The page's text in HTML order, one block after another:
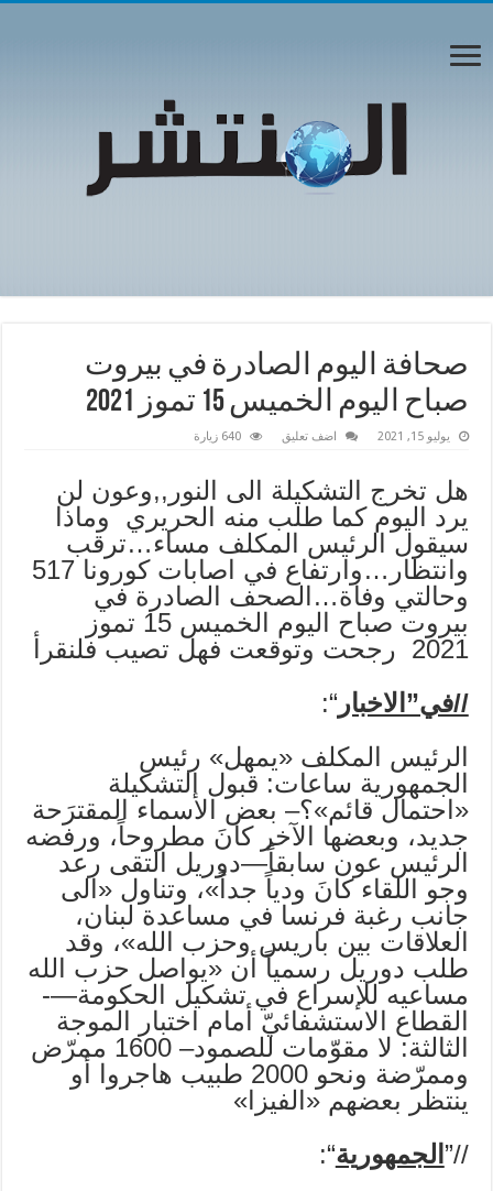
صحافة اليوم الصادرة في بيروت
صباح اليوم الخميس 15 تموز 2021
يوليو 15, 2021 اضف تعليق 640 زيارة
هل تخرج التشكيلة الى النور,,وعون لن
يرد اليوم كما طلب منه الحريري وماذا
سيقول الرئيس المكلف مساء…ترقب
وانتظار…وارتفاع في اصابات كورونا 517
وحالتي وفاة…الصحف الصادرة في
بيروت صباح اليوم الخميس 15 تموز
2021 رجحت وتوقعت فهل تصيب فلنقرأ
//في”الاخبار “:
الرئيس المكلف «يمهل» رئيس
الجمهورية ساعات: قبول التشكيلة
«احتمال قائم»؟– بعض الأسماء المقترَحة
جديد، وبعضها الآخر كانَ مطروحاً، ورفضه
الرئيس عون سابقاً—دوريل التقى رعد
وجو اللقاء كانَ ودياً جداً»، وتناول «الى
جانب رغبة فرنسا في مساعدة لبنان،
العلاقات بين باريس وحزب الله»، وقد
طلب دوريل رسمياً أن «يواصل حزب الله
مساعيه للإسراع في تشكيل الحكومة—-
القطاع الاستشفائيّ أمام اختبار الموجة
الثالثة: لا مقوّمات للصمود– 1600 ممرّض
وممرّضة ونحو 2000 طبيب هاجروا أو
ينتظر بعضهم «الفيزا»
//” الجمهورية“: